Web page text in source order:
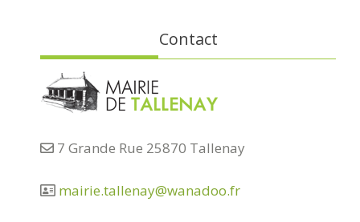
Contact
7 Grande Rue 25870 Tallenay
mairie.tallenay@wanadoo.fr